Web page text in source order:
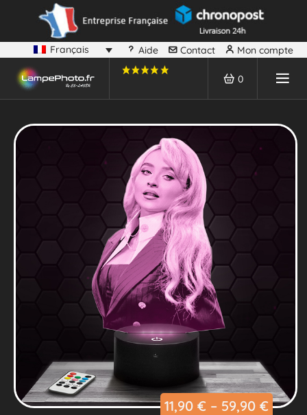
Français Aide Contact Mon compte
0
11,90 € – 59,90 €